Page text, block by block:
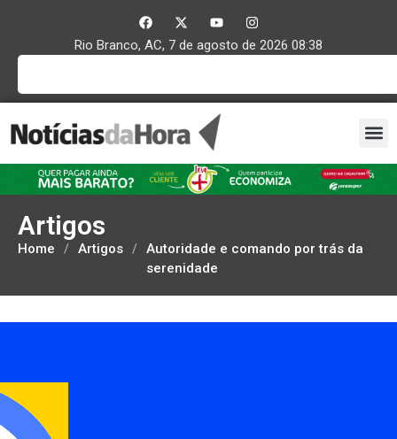
Rio Branco, AC, 7 de agosto de 2026 08:38
Artigos
Home / Artigos / Autoridade e comando por trás da
serenidade